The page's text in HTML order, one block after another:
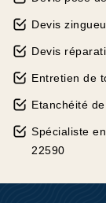
Devis
Devis
Entretien de
Etanchéité
Spécialiste
22590